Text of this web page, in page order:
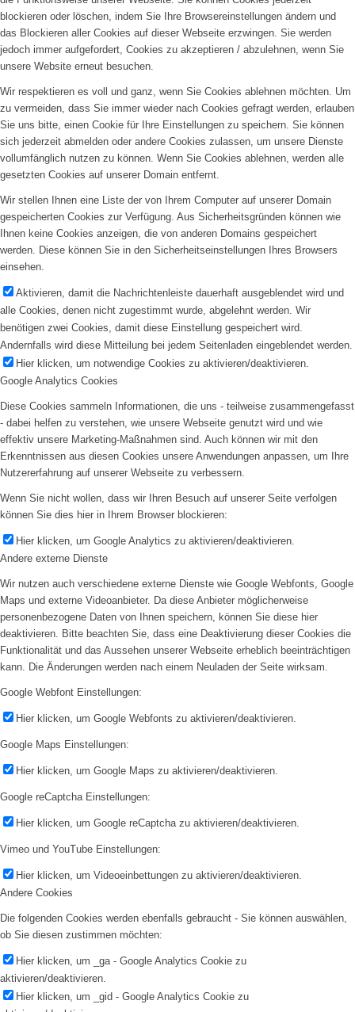
blockieren oder löschen, indem Sie Ihre Browsereinstellungen ändern und
das Blockieren aller Cookies auf dieser Webseite erzwingen. Sie werden
jedoch immer aufgefordert, Cookies zu akzeptieren / abzulehnen, wenn Sie
unsere Website erneut besuchen.
Wir respektieren es voll und ganz, wenn Sie Cookies ablehnen möchten. Um
zu vermeiden, dass Sie immer wieder nach Cookies gefragt werden, erlauben
Sie uns bitte, einen Cookie für Ihre Einstellungen zu speichern. Sie können
sich jederzeit abmelden oder andere Cookies zulassen, um unsere Dienste
vollumfänglich nutzen zu können. Wenn Sie Cookies ablehnen, werden alle
gesetzten Cookies auf unserer Domain entfernt.
Wir stellen Ihnen eine Liste der von Ihrem Computer auf unserer Domain
gespeicherten Cookies zur Verfügung. Aus Sicherheitsgründen können wie
Ihnen keine Cookies anzeigen, die von anderen Domains gespeichert
werden. Diese können Sie in den Sicherheitseinstellungen Ihres Browsers
einsehen.
Aktivieren, damit die Nachrichtenleiste dauerhaft ausgeblendet wird und
alle Cookies, denen nicht zugestimmt wurde, abgelehnt werden. Wir
benötigen zwei Cookies, damit diese Einstellung gespeichert wird.
Andernfalls wird diese Mitteilung bei jedem Seitenladen eingeblendet werden.
Hier klicken, um notwendige Cookies zu aktivieren/deaktivieren.
Google Analytics Cookies
Diese Cookies sammeln Informationen, die uns - teilweise zusammengefasst
- dabei helfen zu verstehen, wie unsere Webseite genutzt wird und wie
effektiv unsere Marketing-Maßnahmen sind. Auch können wir mit den
Erkenntnissen aus diesen Cookies unsere Anwendungen anpassen, um Ihre
Nutzererfahrung auf unserer Webseite zu verbessern.
Wenn Sie nicht wollen, dass wir Ihren Besuch auf unserer Seite verfolgen
können Sie dies hier in Ihrem Browser blockieren:
Hier klicken, um Google Analytics zu aktivieren/deaktivieren.
Andere externe Dienste
Wir nutzen auch verschiedene externe Dienste wie Google Webfonts, Google
Maps und externe Videoanbieter. Da diese Anbieter möglicherweise
personenbezogene Daten von Ihnen speichern, können Sie diese hier
deaktivieren. Bitte beachten Sie, dass eine Deaktivierung dieser Cookies die
Funktionalität und das Aussehen unserer Webseite erheblich beeinträchtigen
kann. Die Änderungen werden nach einem Neuladen der Seite wirksam.
Google Webfont Einstellungen:
Hier klicken, um Google Webfonts zu aktivieren/deaktivieren.
Google Maps Einstellungen:
Hier klicken, um Google Maps zu aktivieren/deaktivieren.
Google reCaptcha Einstellungen:
Hier klicken, um Google reCaptcha zu aktivieren/deaktivieren.
Vimeo und YouTube Einstellungen:
Hier klicken, um Videoeinbettungen zu aktivieren/deaktivieren.
Andere Cookies
Die folgenden Cookies werden ebenfalls gebraucht - Sie können auswählen,
ob Sie diesen zustimmen möchten:
Hier klicken, um _ga - Google Analytics Cookie zu
aktivieren/deaktivieren.
Hier klicken, um _gid - Google Analytics Cookie zu